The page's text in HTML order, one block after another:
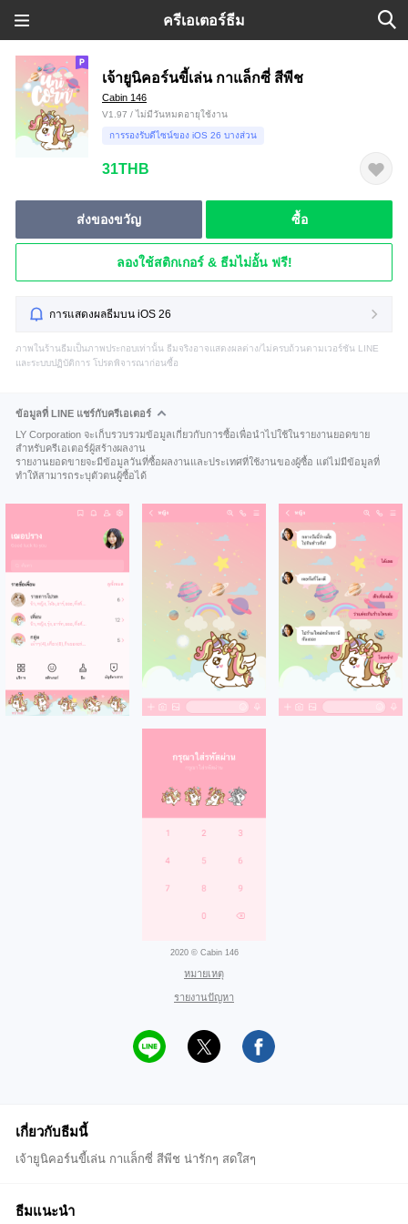
ครีเอเตอร์ธีม
เจ้ายูนิคอร์นขี้เล่น กาแล็กซี่ สีพีช
Cabin 146
V1.97 / ไม่มีวันหมดอายุใช้งาน
การรองรับดีไซน์ของ iOS 26 บางส่วน
31THB
ส่งของขวัญ ซื้อ
ลองใช้สติกเกอร์ & ธีมไม่อั้น ฟรี!
การแสดงผลธีมบน iOS 26
ภาพในร้านธีมเป็นภาพประกอบเท่านั้น ธีมจริงอาจแสดงผลต่าง/ไม่ครบถ้วนตามเวอร์ชัน LINE
และระบบปฏิบัติการ โปรดพิจารณาก่อนซื้อ
ข้อมูลที่ LINE แชร์กับครีเอเตอร์
LY Corporation จะเก็บรวบรวมข้อมูลเกี่ยวกับการซื้อเพื่อนำไปใช้ในรายงานยอดขาย
สำหรับครีเอเตอร์ผู้สร้างผลงาน
รายงานยอดขายจะมีข้อมูลวันที่ซื้อผลงานและประเทศที่ใช้งานของผู้ซื้อ แต่ไม่มีข้อมูลที่
ทำให้สามารถระบุตัวตนผู้ซื้อได้
2020 © Cabin 146
หมายเหตุ
รายงานปัญหา
เกี่ยวกับธีมนี้
เจ้ายูนิคอร์นขี้เล่น กาแล็กซี่ สีพีช น่ารักๆ สดใสๆ
ธีมแนะนำ